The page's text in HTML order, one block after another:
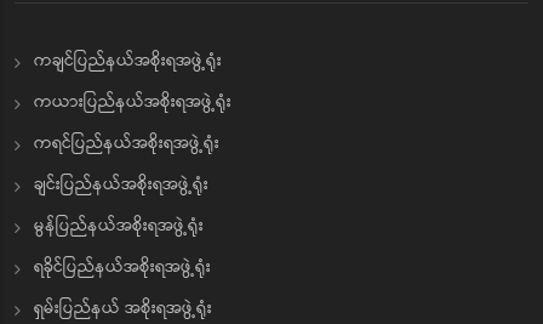
ကချင်ပြည်နယ်အစိုးရအဖွဲ့ရုံး
ကယားပြည်နယ်အစိုးရအဖွဲ့ရုံး
ကရင်ပြည်နယ်အစိုးရအဖွဲ့ရုံး
ချင်းပြည်နယ်အစိုးရအဖွဲ့ရုံး
မွန်ပြည်နယ်အစိုးရအဖွဲ့ရုံး
ရခိုင်ပြည်နယ်အစိုးရအဖွဲ့ရုံး
ရှမ်းပြည်နယ် အစိုးရအဖွဲ့ရုံး